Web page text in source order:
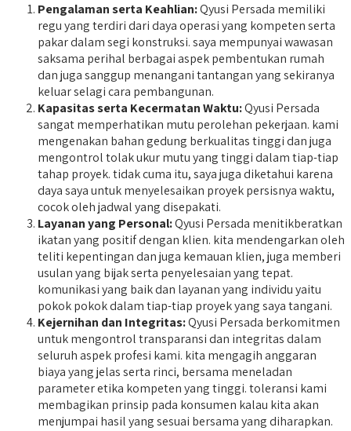
Pengalaman serta Keahlian:Qyusi Persada memiliki
regu yang terdiri dari daya operasi yang kompeten serta
pakar dalam segi konstruksi. saya mempunyai wawasan
saksama perihal berbagai aspek pembentukan rumah
dan juga sanggup menangani tantangan yang sekiranya
keluar selagi cara pembangunan.
Kapasitas serta Kecermatan Waktu:Qyusi Persada
sangat memperhatikan mutu perolehan pekerjaan. kami
mengenakan bahan gedung berkualitas tinggi dan juga
mengontrol tolak ukur mutu yang tinggi dalam tiap-tiap
tahap proyek. tidak cuma itu, saya juga diketahui karena
daya saya untuk menyelesaikan proyek persisnya waktu,
cocok oleh jadwal yang disepakati.
Layanan yang Personal:Qyusi Persada menitikberatkan
ikatan yang positif dengan klien. kita mendengarkan oleh
teliti kepentingan dan juga kemauan klien, juga memberi
usulan yang bijak serta penyelesaian yang tepat.
komunikasi yang baik dan layanan yang individu yaitu
pokok pokok dalam tiap-tiap proyek yang saya tangani.
Kejernihan dan Integritas:Qyusi Persada berkomitmen
untuk mengontrol transparansi dan integritas dalam
seluruh aspek profesi kami. kita mengagih anggaran
biaya yang jelas serta rinci, bersama meneladan
parameter etika kompeten yang tinggi. toleransi kami
membagikan prinsip pada konsumen kalau kita akan
menjumpai hasil yang sesuai bersama yang diharapkan.